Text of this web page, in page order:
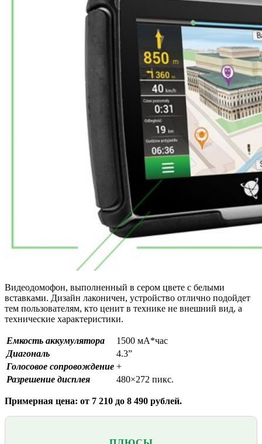
Видеодомофон, выполненный в сером цвете с белыми
вставками. Дизайн лаконичен, устройство отлично подойдет
тем пользователям, кто ценит в технике не внешний вид, а
технические характеристики.
Емкость аккумулятора
1500 мА*час
Диагональ
4.3”
Голосовое сопровождение +
Разрешение дисплея
480×272 пикс.
Примерная цена: от 7 210 до 8 490 рублей.